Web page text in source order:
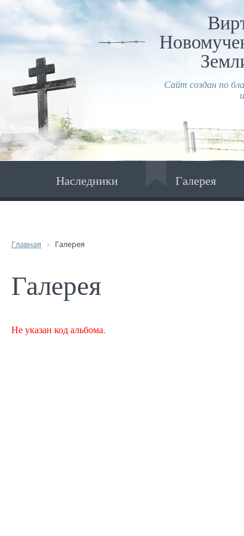
Сайт создан по
Наследники Галерея
Главная Галерея
Галерея
Не указан код альбома.